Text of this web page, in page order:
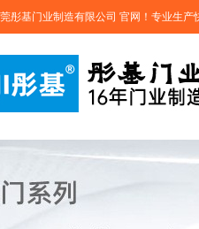
彤基门业制造有限公司 官网！专业生产